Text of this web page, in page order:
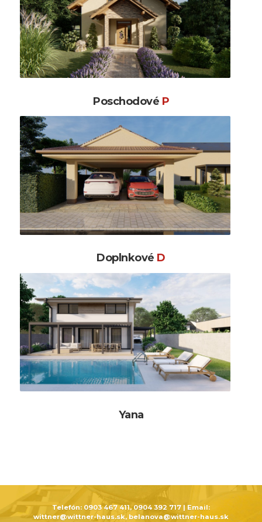
Poschodové P
Doplnkové D
Yana
Telefón: 0903 467 411, 0904 392 717 | Email:
wittner@wittner-haus.sk, belanova@wittner-haus.sk